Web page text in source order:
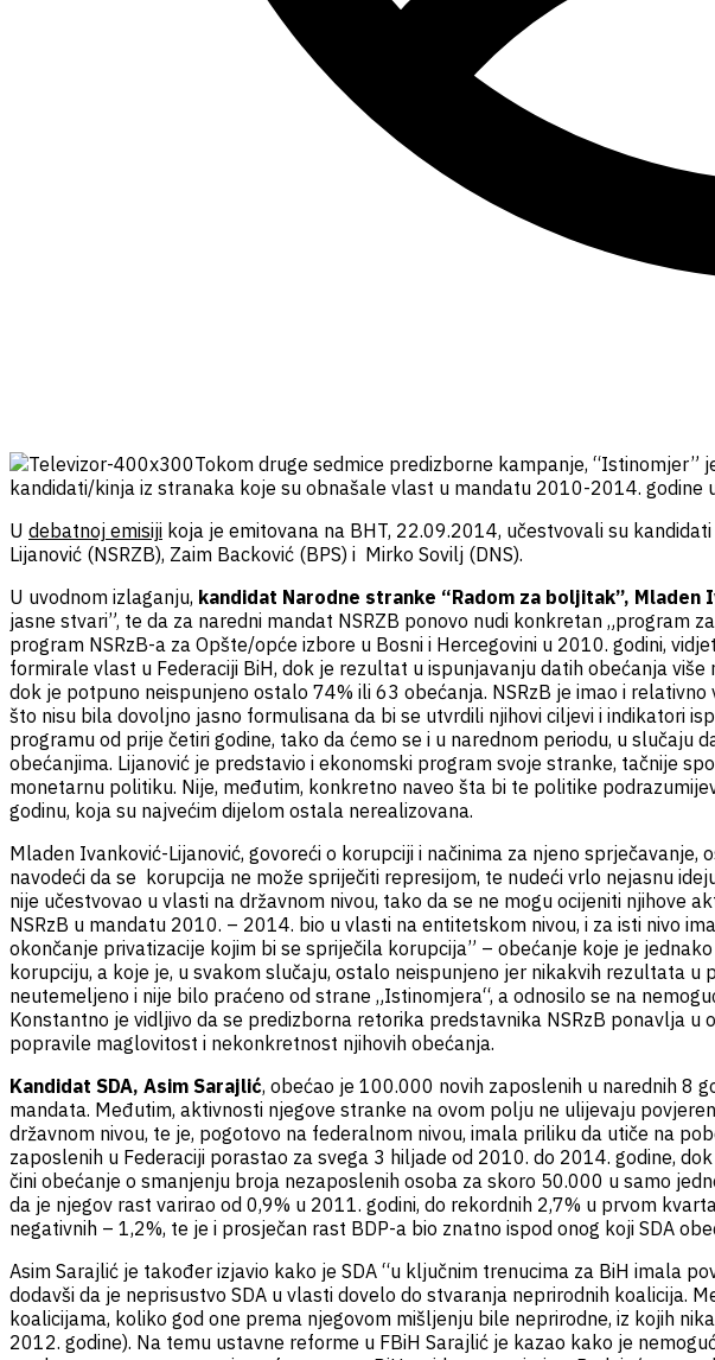
Tokom druge sedmice predizborne kampanje,
kandidati/kinja iz stranaka koje su obnašale vlast u mandatu 2010-2014. godine
U debatnoj emisiji koja je emitovana na BHT, 22.09.2014, učestvovali su
Lijanović (NSRZB), Zaim Backović (BPS) i Mirko Sovilj (DNS).
U uvodnom izlaganju, kandidat Narodne stranke “Radom za boljitak”, Mladen
jasne stvari”, te da za naredni mandat NSRZB ponovo nudi konkretan
program NSRzB-a za Opšte/opće izbore u Bosni i Hercegovini u 2010. godini,
formirale vlast u Federaciji BiH, dok je rezultat u ispunjavanju datih obećanja
dok je potpuno neispunjeno ostalo 74% ili 63 obećanja. NSRzB je imao i
što nisu bila dovoljno jasno formulisana da bi se utvrdili njihovi ciljevi i indikatori
programu od prije četiri godine, tako da ćemo se i u narednom periodu, u
obećanjima. Lijanović je predstavio i ekonomski program svoje stranke, tačnije
monetarnu politiku. Nije, međutim, konkretno naveo šta bi te politike
godinu, koja su najvećim dijelom ostala nerealizovana.
Mladen Ivanković-Lijanović, govoreći o korupciji i načinima za njeno
navodeći da se korupcija ne može spriječiti represijom, te nudeći vrlo nejasnu
nije učestvovao u vlasti na državnom nivou, tako da se ne mogu ocijeniti njihove
NSRzB u mandatu 2010. – 2014. bio u vlasti na entitetskom nivou, i za isti nivo
okončanje privatizacije kojim bi se spriječila korupcija” – obećanje koje je
korupciju, a koje je, u svakom slučaju, ostalo neispunjeno jer nikakvih rezultata
neutemeljeno i nije bilo praćeno od strane „Istinomjera“, a odnosilo se na
Konstantno je vidljivo da se predizborna retorika predstavnika NSRzB ponavlja
popravile maglovitost i nekonkretnost njihovih obećanja.
Kandidat SDA, Asim Sarajlić, obećao je 100.000 novih zaposlenih u narednih 8
mandata. Međutim, aktivnosti njegove stranke na ovom polju ne ulijevaju
državnom nivou, te je, pogotovo na federalnom nivou, imala priliku da utiče na
zaposlenih u Federaciji porastao za svega 3 hiljade od 2010. do 2014. godine,
čini obećanje o smanjenju broja nezaposlenih osoba za skoro 50.000 u samo
da je njegov rast varirao od 0,9% u 2011. godini, do rekordnih 2,7% u prvom
negativnih – 1,2%, te je i prosječan rast BDP-a bio znatno ispod onog koji SDA
Asim Sarajlić je također izjavio kako je SDA “u ključnim trenucima za BiH imala
dodavši da je neprisustvo SDA u vlasti dovelo do stvaranja neprirodnih koalicija.
koalicijama, koliko god one prema njegovom mišljenju bile neprirodne, iz kojih
2012. godine). Na temu ustavne reforme u FBiH Sarajlić je kazao kako je